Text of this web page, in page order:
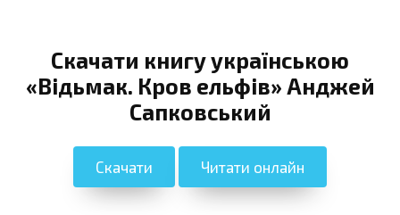
Скачати книгу українською
«Відьмак. Кров ельфів» Анджей
Сапковський
Скачати Читати онлайн